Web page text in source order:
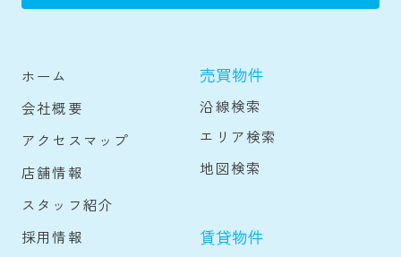
ホーム
会社概要
アクセスマップ
店舗情報
スタッフ紹介
採用情報
売買物件
沿線検索
エリア検索
地図検索
賃貸物件